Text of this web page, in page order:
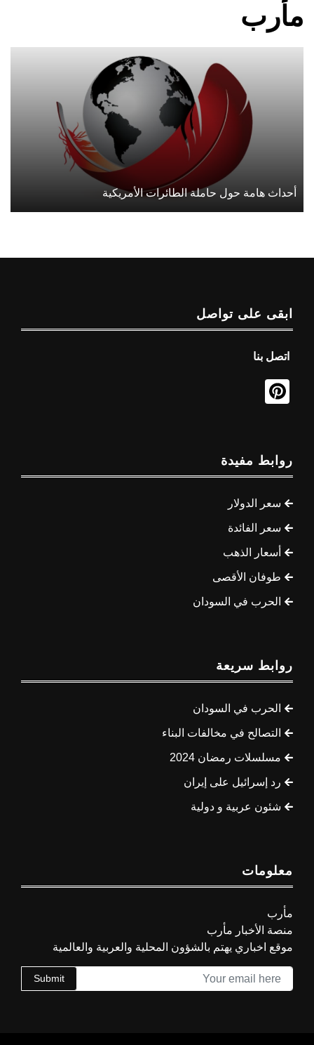
مأرب
أحداث هامة حول حاملة الطائرات الأمريكية
ابقى على تواصل
اتصل بنا
روابط مفيدة
سعر الدولار
سعر الفائدة
أسعار الذهب
طوفان الأقصى
الحرب في السودان
روابط سريعة
الحرب في السودان
التصالح في مخالفات البناء
مسلسلات رمضان 2024
رد إسرائيل على إيران
شئون عربية و دولية
معلومات
مأرب
منصة الأخبار مأرب
موقع اخباري يهتم بالشؤون المحلية والعربية والعالمية
Submit